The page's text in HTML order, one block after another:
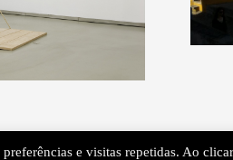
e visitas repetidas. Ao